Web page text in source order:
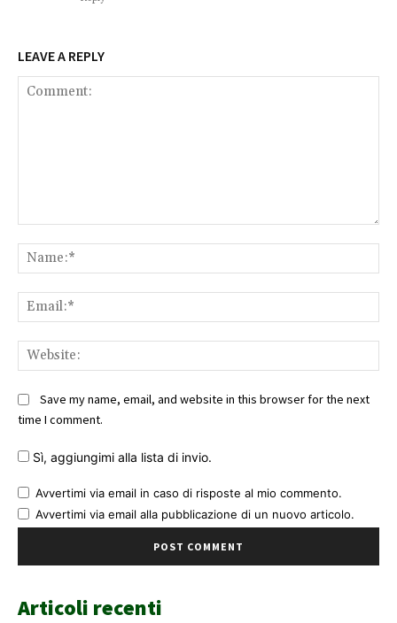
LEAVE A REPLY
Save my name, email, and website in this browser for the next
time I comment.
Sì, aggiungimi alla lista di invio.
Avvertimi via email in caso di risposte al mio commento.
Avvertimi via email alla pubblicazione di un nuovo articolo.
Articoli recenti